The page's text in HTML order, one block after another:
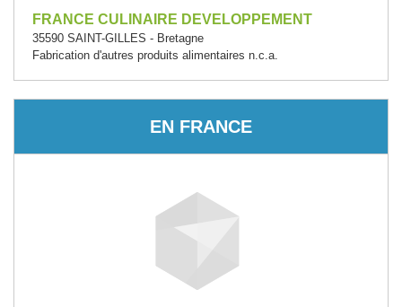
FRANCE CULINAIRE DEVELOPPEMENT
35590 SAINT-GILLES - Bretagne
Fabrication d'autres produits alimentaires n.c.a.
EN FRANCE